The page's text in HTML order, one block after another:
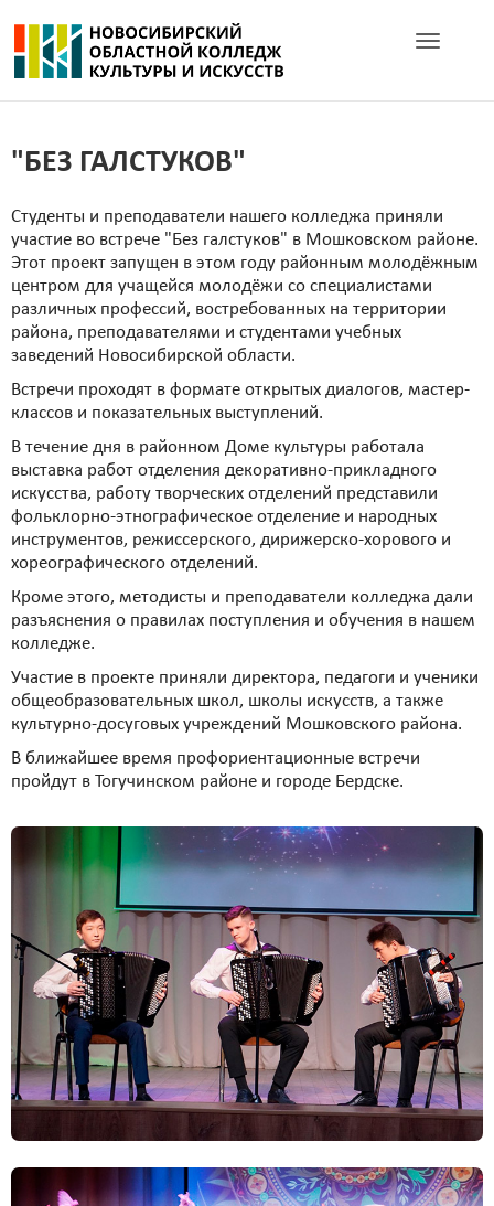
Toggle
"БЕЗ ГАЛСТУКОВ"
Студенты и преподаватели нашего колледжа приняли
участие во встрече "Без галстуков" в Мошковском районе.
Этот проект запущен в этом году районным молодёжным
центром для учащейся молодёжи со специалистами
различных профессий, востребованных на территории
района, преподавателями и студентами учебных
заведений Новосибирской области.
Встречи проходят в формате открытых диалогов, мастер-
классов и показательных выступлений.
В течение дня в районном Доме культуры работала
выставка работ отделения декоративно-прикладного
искусства, работу творческих отделений представили
фольклорно-этнографическое отделение и народных
инструментов, режиссерского, дирижерско-хорового и
хореографического отделений.
Кроме этого, методисты и преподаватели колледжа дали
разъяснения о правилах поступления и обучения в нашем
колледже.
Участие в проекте приняли директора, педагоги и ученики
общеобразовательных школ, школы искусств, а также
культурно-досуговых учреждений Мошковского района.
В ближайшее время профориентационные встречи
пройдут в Тогучинском районе и городе Бердске.